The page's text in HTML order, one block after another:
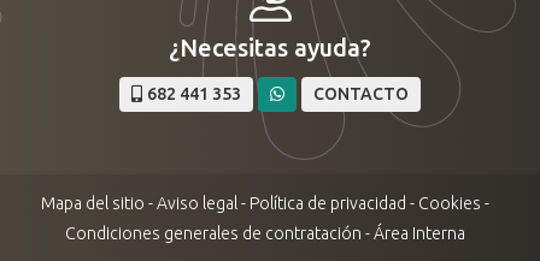
¿Necesitas ayuda?
682 441 353 CONTACTO
Mapa del sitio -Aviso legal - Política de privacidad - Cookies -
Condiciones generales de contratación -Área Interna